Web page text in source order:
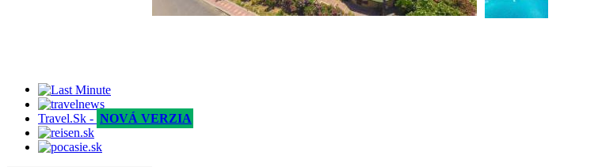
Travel.Sk - NOVÁ VERZIA